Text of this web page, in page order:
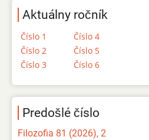
Aktuálny ročník
Číslo 1
Číslo 2
Číslo 3
Číslo 4
Číslo 5
Číslo 6
Predošlé číslo
Filozofia 81 (2026), 2